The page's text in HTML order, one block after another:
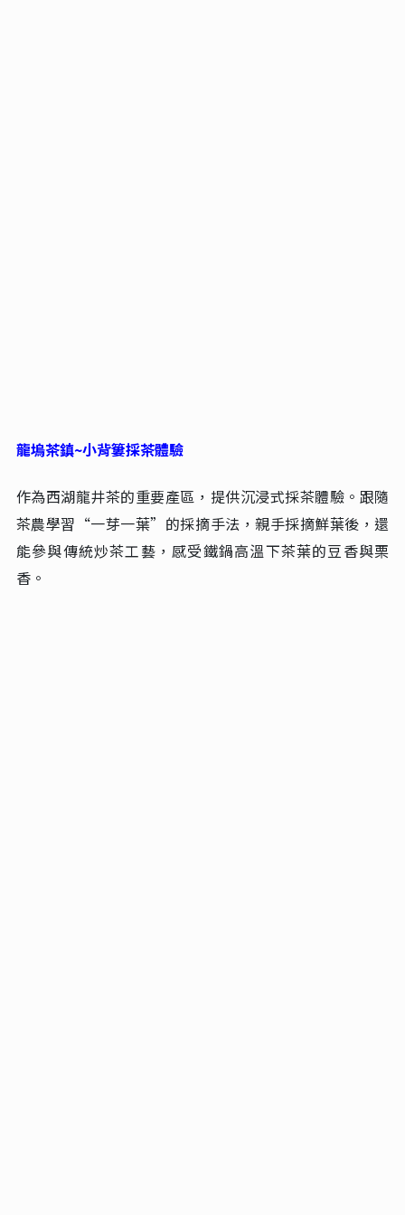
龍塢茶鎮~小背簍採茶體驗
作為西湖龍井茶的重要產區，提供沉浸式採茶體驗。跟隨
茶農學習“一芽一葉”的採摘手法，親手採摘鮮葉後，還
能參與傳統炒茶工藝，感受鐵鍋高溫下茶葉的豆香與栗
香‌。